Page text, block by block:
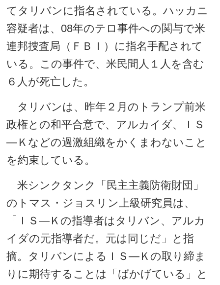
てタリバンに指名されている。ハッカニ
容疑者は、08年のテロ事件への関与で米
連邦捜査局（ＦＢＩ）に指名手配されて
いる。この事件で、米民間人１人を含む
６人が死亡した。
タリバンは、昨年２月のトランプ前米
政権との和平合意で、アルカイダ、ＩＳ
―Ｋなどの過激組織をかくまわないこと
を約束している。
米シンクタンク「民主主義防衛財団」
のトマス・ジョスリン上級研究員は、
「ＩＳ―Ｋの指導者はタリバン、アルカ
イダの元指導者だ。元は同じだ」と指
摘。タリバンによるＩＳ―Ｋの取り締ま
りに期待することは「ばかげている」と